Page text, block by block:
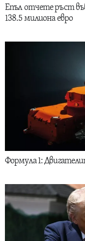
Епъл отчете ръст
138.5 милиона евро
Формула 1: